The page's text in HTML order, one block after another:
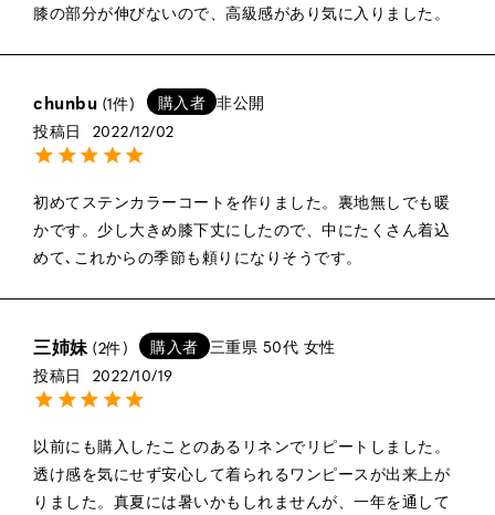
膝の部分が伸びないので、高級感があり気に入りました。
chunbu 1 購入者 非公開
投稿日
2022/12/02
初めてステンカラーコートを作りました。裏地無しでも暖
かです。少し大きめ膝下丈にしたので、中にたくさん着込
めて､これからの季節も頼りになりそうです。
三姉妹 2 購入者 三重県 50代 女性
投稿日
2022/10/19
以前にも購入したことのあるリネンでリピートしました。
透け感を気にせず安心して着られるワンピースが出来上が
りました。真夏には暑いかもしれませんが、一年を通して